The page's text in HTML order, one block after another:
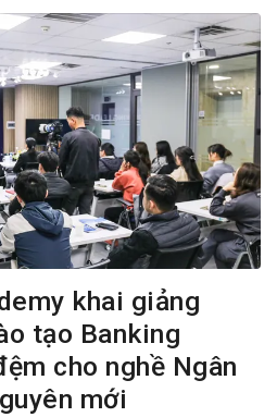
khai giảng
tạo Banking
cho nghề Ngân
mới